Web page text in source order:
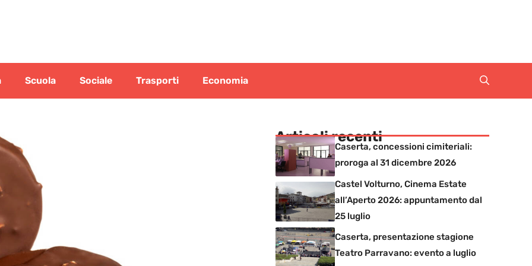
Scuola Sociale Trasporti Economia
Articoli recenti
Caserta, concessioni cimiteriali:
proroga al 31 dicembre 2026
Castel Volturno, Cinema Estate
all’Aperto 2026: appuntamento dal
25 luglio
Caserta, presentazione stagione
Teatro Parravano: evento a luglio